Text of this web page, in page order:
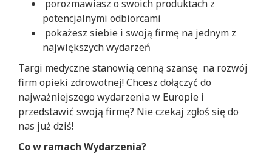
porozmawiasz o swoich produktach z
potencjalnymi odbiorcami
pokażesz siebie i swoją firmę na jednym z
największych wydarzeń
Targi medyczne stanowią cenną szansę na rozwój
firm opieki zdrowotnej! Chcesz dołączyć do
najważniejszego wydarzenia w Europie i
przedstawić swoją firmę? Nie czekaj zgłoś się do
nas już dziś!
Co w ramach Wydarzenia?